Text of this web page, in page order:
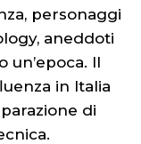
personaggi
aneddoti
Il
in Italia
di